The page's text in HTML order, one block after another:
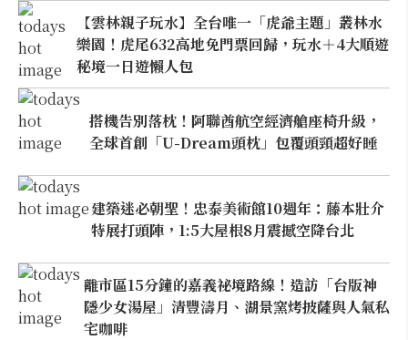
【雲林親子玩水】全台唯一「虎爺主題」叢林水
樂園！虎尾632高地免門票回歸，玩水＋4大順遊
秘境一日遊懶人包
搭機告別落枕！阿聯酋航空經濟艙座椅升級，
全球首創「U-Dream頭枕」包覆頭頸超好睡
建築迷必朝聖！忠泰美術館10週年：藤本壯介
特展打頭陣，1:5大屋根8月震撼空降台北
離市區15分鐘的嘉義祕境路線！造訪「台版神
隱少女湯屋」清豐濤月、湖景窯烤披薩與人氣私
宅咖啡